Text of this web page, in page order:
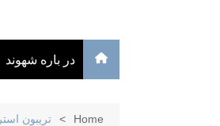
در باره شهوند
Home تریبون